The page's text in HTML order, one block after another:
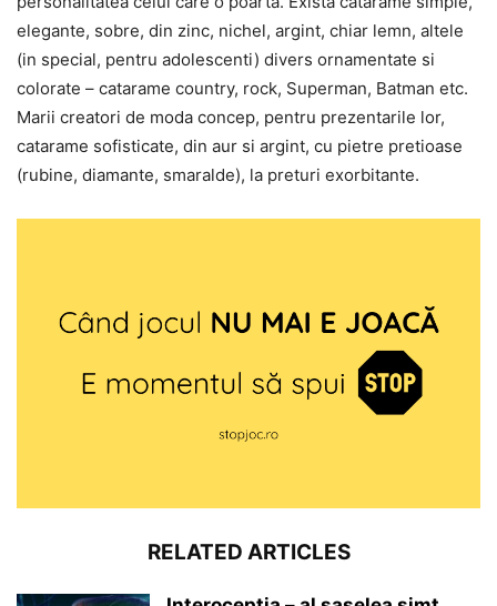
elegante, sobre, din zinc, nichel, argint, chiar lemn, altele
(in special, pentru adolescenti) divers ornamentate si
colorate – catarame country, rock, Superman, Batman etc.
Marii creatori de moda concep, pentru prezentarile lor,
catarame sofisticate, din aur si argint, cu pietre pretioase
(rubine, diamante, smaralde), la preturi exorbitante.
RELATED ARTICLES